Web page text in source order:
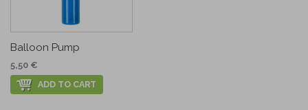
Balloon Pump
5,50 €
ADD TO CART